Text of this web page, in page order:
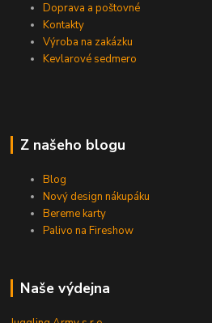
Doprava a poštovné
Kontakty
Výroba na zakázku
Kevlarové sedmero
Z našeho blogu
Blog
Nový design nákupáku
Bereme karty
Palivo na Fireshow
Naše výdejna